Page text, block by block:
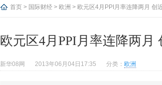
首页 > 国际财经 > 欧洲 > 欧元区4月PPI月率连降两月 创
欧元区4月PPI月率连降两月
新华08网 2013年06月04日17:35 分类： 欧洲